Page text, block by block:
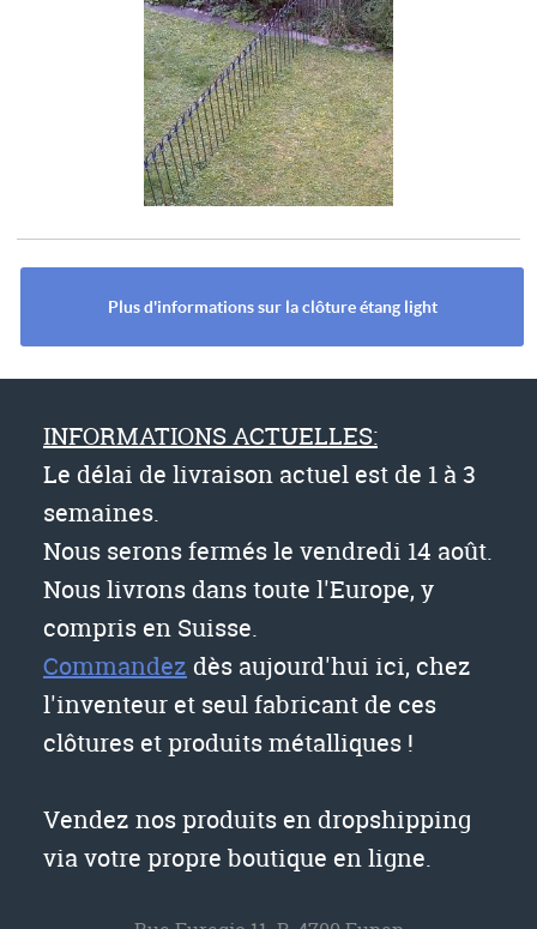
Plus d'informations sur la clôture étang light
INFORMATIONS ACTUELLES:
Le délai de livraison actuel est de 1 à 3
semaines.
Nous serons fermés le vendredi 14 août.
Nous livrons dans toute l'Europe, y
compris en Suisse.
Commandez dès aujourd'hui ici, chez
l'inventeur et seul fabricant de ces
clôtures et produits métalliques !
Vendez nos produits en dropshipping
via votre propre boutique en ligne.